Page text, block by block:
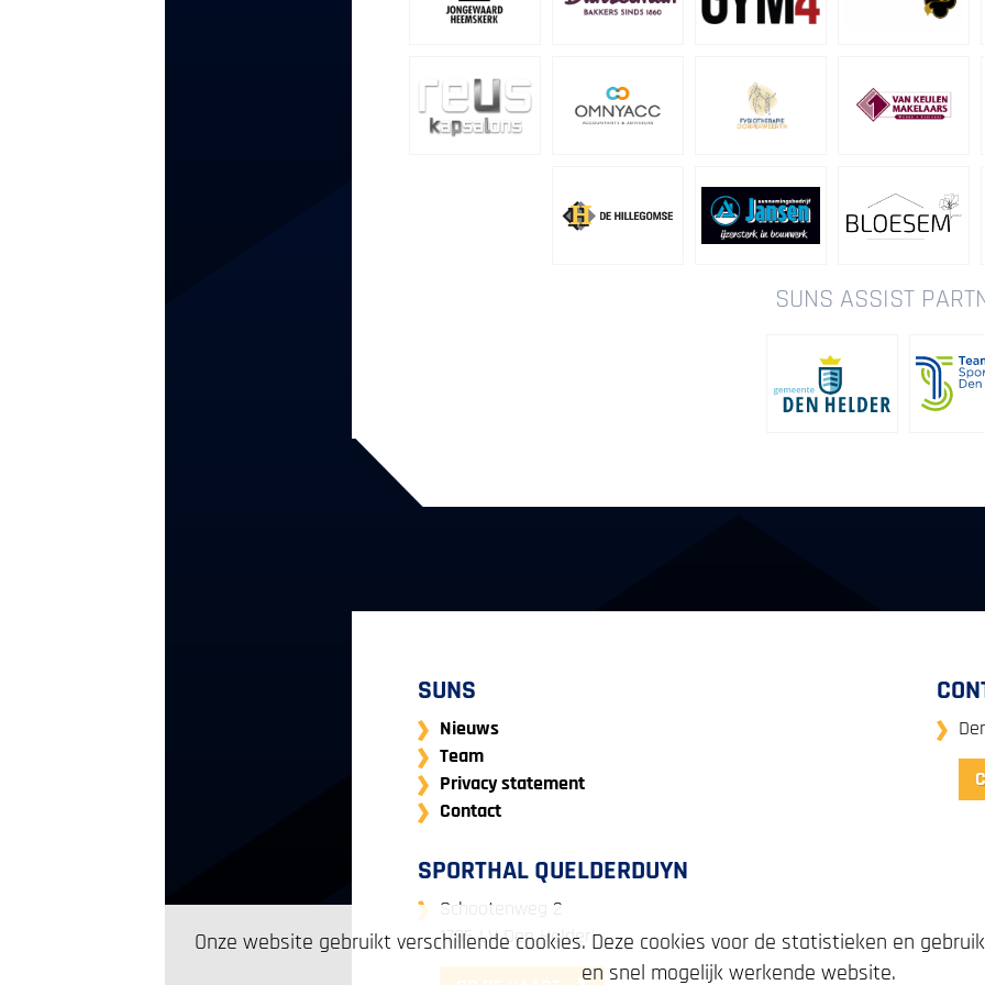
SUNS ASSIST
SUNS
Nieuws
Team
Privacy statement
Contact
SPORTHAL QUELDERDUYN
Schootenweg 2
‌1785 LV Den Helder
Onze website gebruikt verschillende cookies. Deze cookies voor de statistieken en
en snel mogelijk werkende website.